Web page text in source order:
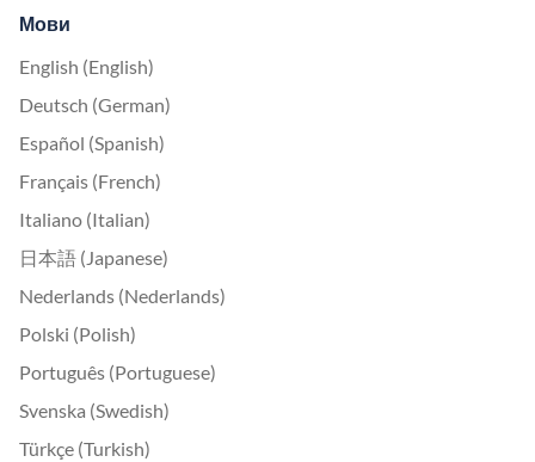
Мови
English (English)
Deutsch (German)
Español (Spanish)
Français (French)
Italiano (Italian)
日本語 (Japanese)
Nederlands (Nederlands)
Polski (Polish)
Português (Portuguese)
Svenska (Swedish)
Türkçe (Turkish)